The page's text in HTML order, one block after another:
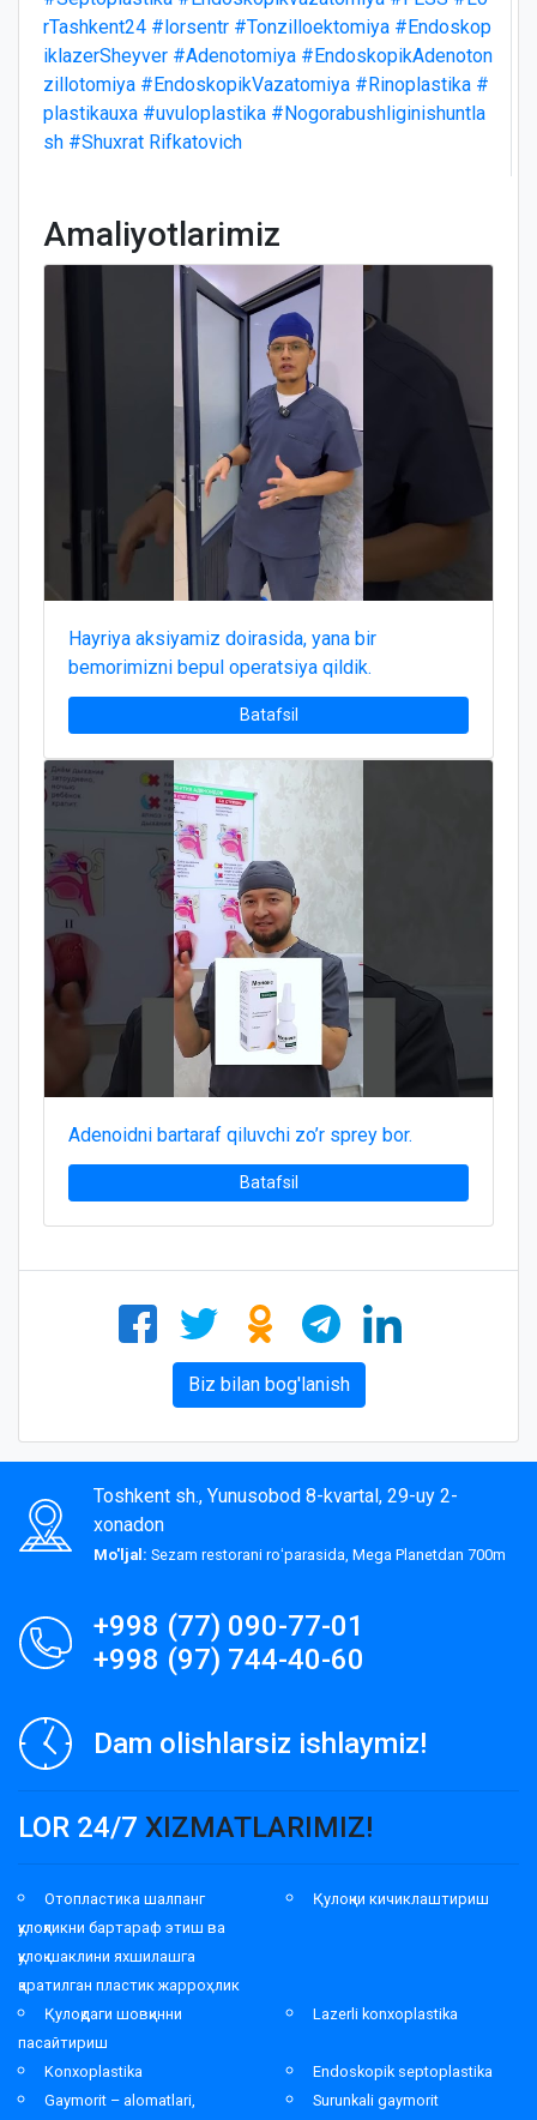
rTashkent24 #lorsentr #Tonzilloektomiya #Endoskop
iklazerSheyver #Adenotomiya #EndoskopikAdenoton
zillotomiya #EndoskopikVazatomiya #Rinoplastika #
plastikauxa #uvuloplastika #Nogorabushliginishuntla
sh #Shuxrat Rifkatovich
Amaliyotlarimiz
Hayriya aksiyamiz doirasida, yana bir
bemorimizni bepul operatsiya qildik.
Batafsil
Adenoidni bartaraf qiluvchi zo’r sprey bor.
Batafsil
Biz bilan bog'lanish
Toshkent sh., Yunusobod 8-kvartal, 29-uy 2-
xonadon
Mo'ljal: Sezam restorani roʻparasida, Mega Planetdan 700m
+998 (77) 090-77-01
+998 (97) 744-40-60
Dam olishlarsiz ishlaymiz!
LOR 24/7 XIZMATLARIMIZ!
Отопластика шалпанг
қулоқликни бартараф этиш ва
қулоқ шаклини яхшилашга
қаратилган пластик жарроҳлик
Қулоқни кичиклаштириш
Қулоқдаги шовқинни
пасайтириш
Lazerli konxoplastika
Konxoplastika
Endoskopik septoplastika
Gaymorit – alomatlari,
Surunkali gaymorit